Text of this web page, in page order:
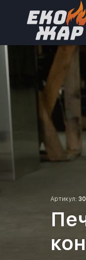
Артикул: